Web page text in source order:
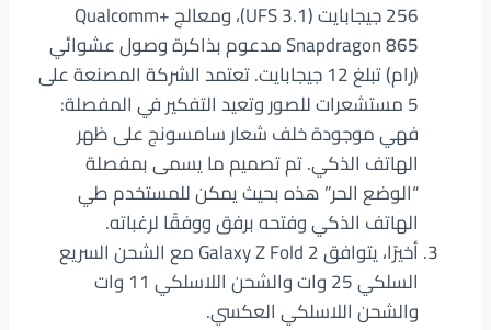
256 جيجابايت (UFS 3.1)، ومعالج +Qualcomm
Snapdragon 865 مدعوم بذاكرة وصول عشوائي
(رام) تبلغ 12 جيجابايت. تعتمد الشركة المصنعة على
5 مستشعرات للصور وتعيد التفكير في المفصلة:
فهي موجودة خلف شعار سامسونج على ظهر
الهاتف الذكي. تم تصميم ما يسمى بمفصلة
“الوضع الحر” هذه بحيث يمكن للمستخدم طي
الهاتف الذكي وفتحه برفق ووفقًا لرغباته.
أخيرًا، يتوافق Galaxy Z Fold 2 مع الشحن السريع
السلكي 25 وات والشحن اللاسلكي 11 وات
والشحن اللاسلكي العكسي.